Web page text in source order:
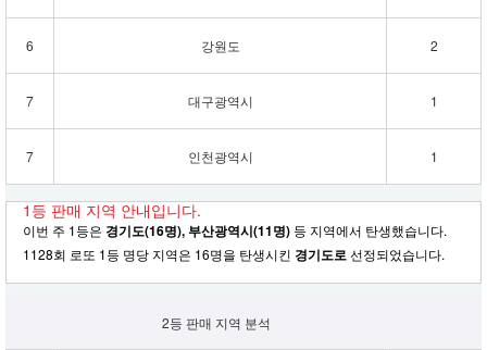
6 강원도 2
7 대구광역시 1
7 인천광역시 1
1등 판매 지역 안내입니다.
이번 주 1등은 경기도(16명), 부산광역시(11명) 등 지역에서 탄생했습니다.
1128회 로또 1등 명당 지역은 16명을 탄생시킨 경기도로선정되었습니다.
2등 판매 지역 분석